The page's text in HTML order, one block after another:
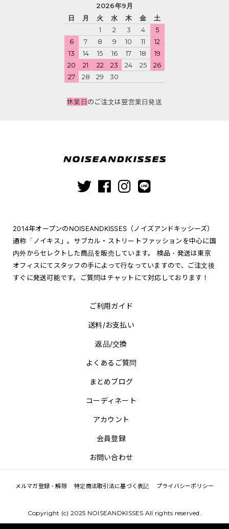
2026年9月
日
月 火 水 木 金
土
1
2 3 4
5
6
7 8 9 10 11
12
13
14 15 16 17 18
19
20
21 22 23 24 25
26
27
28 29 30
休業日のご注文は翌営業日発送
2014年オープンのNOISEANDKISSES（ノイズアンドキッシーズ）
通称「ノイキス」。サブカル・ストリートファッションを中心に国
内外からセレクトした商品を販売しています。 検品・発送は東京
オフィスにてスタッフの手によって行なっていますので、ご注文後
すぐに発送可能です。ご質問はチャットにて対応しております！
ご利用ガイド
送料/お支払い
返品/交換
よくあるご質問
まとめブログ
コーディネート
アカウント
会員登録
お問い合わせ
メルマガ登録・解除 特定商法取引法に基づく表記 プライバシーポリシー
Copyright (c) 2025 NOISEANDKISSES All rights reserved.